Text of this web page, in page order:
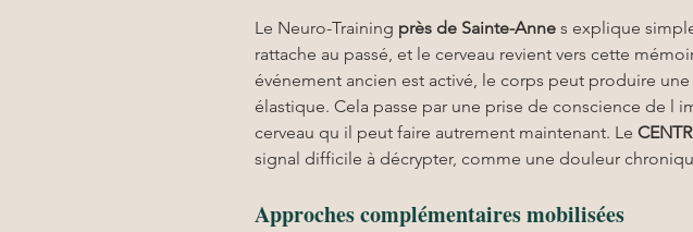
Le Neuro-Training près de Sainte-Anne s explique
rattache au passé, et le cerveau revient vers cette
événement ancien est activé, le corps peut produire
élastique. Cela passe par une prise de conscience de l
cerveau qu il peut faire autrement maintenant. Le
signal difficile à décrypter, comme une douleur
Approches complémentaires mobilisées